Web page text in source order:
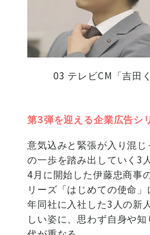
03 テレビCM「吉田
第3弾を迎える企業広告シ
意気込みと緊張が入り混
の一歩を踏み出していく3
4月に開始した伊藤忠商事
リーズ「はじめての使命
年同社に入社した3人の新
しい姿に、思わず自身や